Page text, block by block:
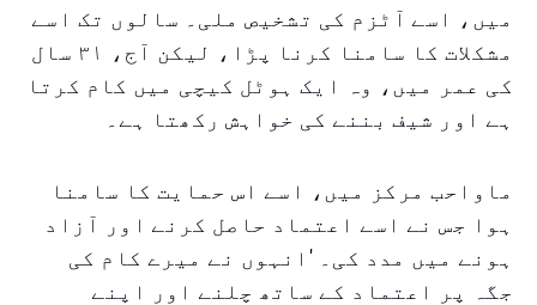
میں، اسے آٹزم کی تشخیص ملی۔ سالوں تک اسے
مشکلات کا سامنا کرنا پڑا، لیکن آج، ۳۱ سال
کی عمر میں، وہ ایک ہوٹل کیچی میں کام کرتا
ہے اور شیف بننے کی خواہش رکھتا ہے۔
ماواحب مرکز میں، اسے اس حمایت کا سامنا
ہوا جس نے اسے اعتماد حاصل کرنے اور آزاد
ہونے میں مدد کی۔ 'انہوں نے میرے کام کی
جگہ پر اعتماد کے ساتھ چلنے اور اپنے